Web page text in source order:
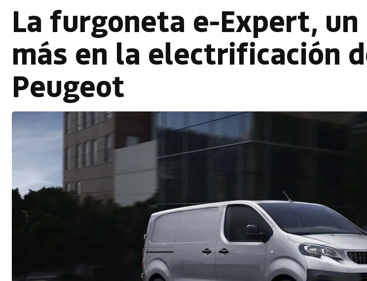
La furgoneta e-Expert, un
más en la electrificación
Peugeot